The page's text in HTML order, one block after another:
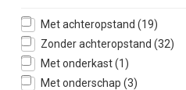
Met achteropstand (19)
Zonder achteropstand (32)
Met onderkast(1)
Met onderschap (3)